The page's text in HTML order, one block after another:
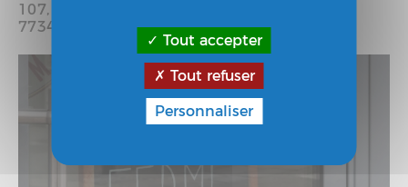
107, avenue de la République
77347 Pontault-Combault cedex
Tout accepter
Tout refuser
Personnaliser